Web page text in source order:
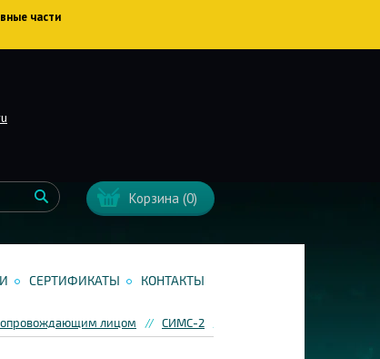
части
Корзина(0)
СЕРТИФИКАТЫ КОНТАКТЫ
лицом СИМС-2